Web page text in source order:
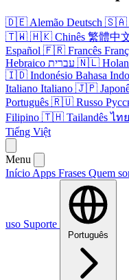
🇩🇪 Alemão Deutsch 🇸🇦
🇹🇼 🇭🇰 Chinês 繁體中
Español 🇫🇷 Francês
Hebraico עברית 🇳🇱
🇮🇩 Indonésio Bahasa
Italiano Italiano 🇯🇵
Português 🇷🇺 Russo
Filipino 🇹🇭 Tailandês ไทย
Tiếng Việt
Menu
Início Apps Frases Quem
uso Suporte
Português